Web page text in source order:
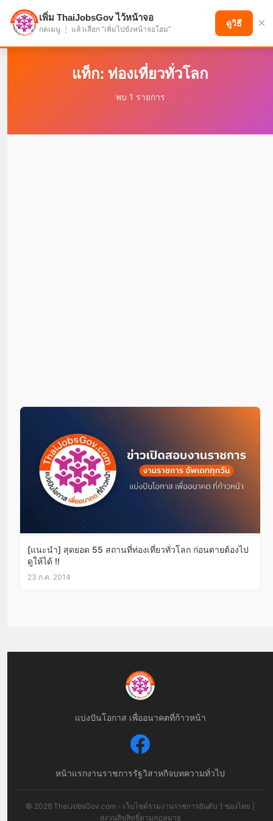
แบ่งปันโอกาส เพื่ออนาคตที่ก้าวหน้า
แท็ก: ท่องเที่ยวทั่วโลก
พบ 1 รายการ
[แนะนำ] สุดยอด 55 สถานที่ท่องเที่ยวทั่วโลก ก่อนตายต้องไป
ดูให้ได้ !!
23 ก.ค. 2014
แบ่งปันโอกาส เพื่ออนาคตที่ก้าวหน้า
หน้าแรกงานราชการรัฐวิสาหกิจบทความทั่วไป
© 2026 ThaiJobsGov.com - เว็บไซต์รวมงานราชการอันดับ 1 ของไทย |
สงวนลิขสิทธิ์ตามกฎหมาย
เพิ่ม ThaiJobsGov ไว้หน้าจอ
กดเมนู ⋮ แล้วเลือก "เพิ่มไปยังหน้าจอโฮม"
ดูวิธี ×